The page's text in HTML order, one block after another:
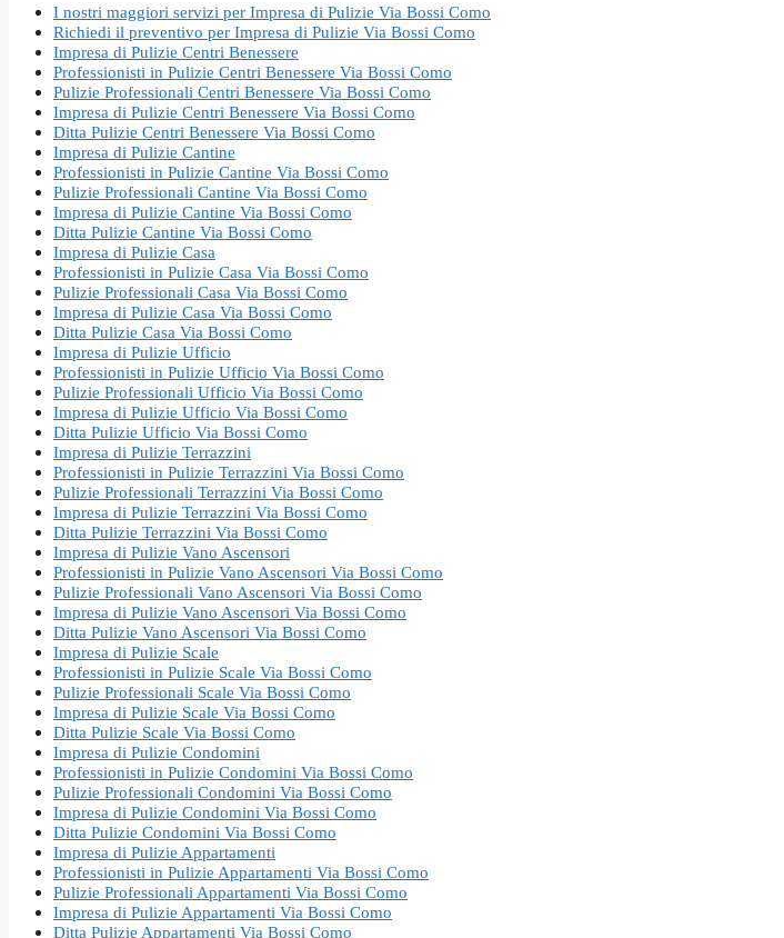
I nostri maggiori servizi per Impresa di Pulizie Via Bossi Como
Richiedi il preventivo per Impresa di Pulizie Via Bossi Como
Impresa di Pulizie Centri Benessere
Professionisti in Pulizie Centri Benessere Via Bossi Como
Pulizie Professionali Centri Benessere Via Bossi Como
Impresa di Pulizie Centri Benessere Via Bossi Como
Ditta Pulizie Centri Benessere Via Bossi Como
Impresa di Pulizie Cantine
Professionisti in Pulizie Cantine Via Bossi Como
Pulizie Professionali Cantine Via Bossi Como
Impresa di Pulizie Cantine Via Bossi Como
Ditta Pulizie Cantine Via Bossi Como
Impresa di Pulizie Casa
Professionisti in Pulizie Casa Via Bossi Como
Pulizie Professionali Casa Via Bossi Como
Impresa di Pulizie Casa Via Bossi Como
Ditta Pulizie Casa Via Bossi Como
Impresa di Pulizie Ufficio
Professionisti in Pulizie Ufficio Via Bossi Como
Pulizie Professionali Ufficio Via Bossi Como
Impresa di Pulizie Ufficio Via Bossi Como
Ditta Pulizie Ufficio Via Bossi Como
Impresa di Pulizie Terrazzini
Professionisti in Pulizie Terrazzini Via Bossi Como
Pulizie Professionali Terrazzini Via Bossi Como
Impresa di Pulizie Terrazzini Via Bossi Como
Ditta Pulizie Terrazzini Via Bossi Como
Impresa di Pulizie Vano Ascensori
Professionisti in Pulizie Vano Ascensori Via Bossi Como
Pulizie Professionali Vano Ascensori Via Bossi Como
Impresa di Pulizie Vano Ascensori Via Bossi Como
Ditta Pulizie Vano Ascensori Via Bossi Como
Impresa di Pulizie Scale
Professionisti in Pulizie Scale Via Bossi Como
Pulizie Professionali Scale Via Bossi Como
Impresa di Pulizie Scale Via Bossi Como
Ditta Pulizie Scale Via Bossi Como
Impresa di Pulizie Condomini
Professionisti in Pulizie Condomini Via Bossi Como
Pulizie Professionali Condomini Via Bossi Como
Impresa di Pulizie Condomini Via Bossi Como
Ditta Pulizie Condomini Via Bossi Como
Impresa di Pulizie Appartamenti
Professionisti in Pulizie Appartamenti Via Bossi Como
Pulizie Professionali Appartamenti Via Bossi Como
Impresa di Pulizie Appartamenti Via Bossi Como
Ditta Pulizie Appartamenti Via Bossi Como